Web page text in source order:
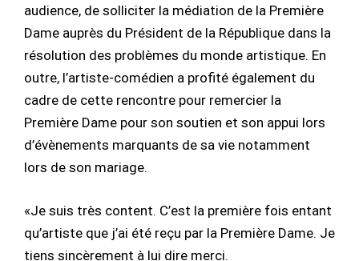
audience, de solliciter la médiation de la Première
Dame auprès du Président de la République dans la
résolution des problèmes du monde artistique. En
outre, l’artiste-comédien a profité également du
cadre de cette rencontre pour remercier la
Première Dame pour son soutien et son appui lors
d’évènements marquants de sa vie notamment
lors de son mariage.
«Je suis très content. C’est la première fois entant
qu’artiste que j’ai été reçu par la Première Dame. Je
tiens sincèrement à lui dire merci.